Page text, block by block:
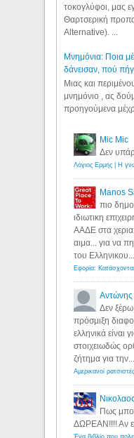
τοκογλύφοι, μας
Θαρτσερική
Alternative). ...
Μνημόνια: Ποια
δάνεισαν, πού
Μιας και
μνημόνιο , ας
προηγούμενα
Mic Mic
Δεν
Manos
πιο
ιδιωτικη
ΑΑΔΕ στα χερια
αιμα... για να
του Ελληνικου...
Αντώνης
Δεν
πρόσμιξη
ελληνικά είναι
στοιχειωδώς
ζήτημα για την...
Πως
ΔΩΡΕΑΝ!!!! Αν